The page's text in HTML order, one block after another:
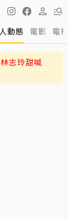
動態 電影 電
！公開露面